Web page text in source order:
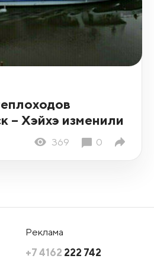
– Хэйхэ изменили
369 0
Реклама
+7 4162 222 742